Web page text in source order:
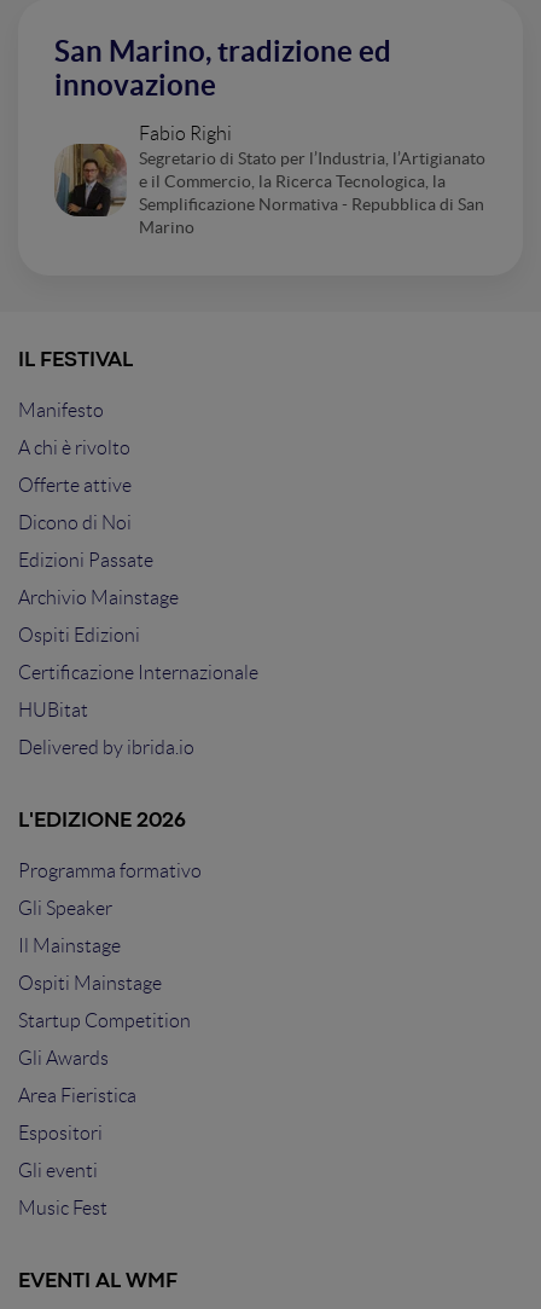
San Marino, tradizione ed
innovazione
Fabio Righi
Segretario di Stato per l’Industria, l’Artigianato
e il Commercio, la Ricerca Tecnologica, la
Semplificazione Normativa - Repubblica di San
Marino
IL FESTIVAL
Manifesto
A chi è rivolto
Offerte attive
Dicono di Noi
Edizioni Passate
Archivio Mainstage
Ospiti Edizioni
Certificazione Internazionale
HUBitat
Delivered by ibrida.io
L'EDIZIONE 2026
Programma formativo
Gli Speaker
Il Mainstage
Ospiti Mainstage
Startup Competition
Gli Awards
Area Fieristica
Espositori
Gli eventi
Music Fest
EVENTI AL WMF